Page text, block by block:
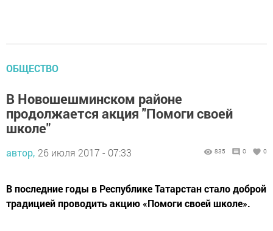
ОБЩЕСТВО
В Новошешминском районе
продолжается акция "Помоги своей
школе"
автор, 26 июля 2017 - 07:33 835 0 0
В последние годы в Республике Татарстан стало доброй
традицией проводить акцию «Помоги своей школе».